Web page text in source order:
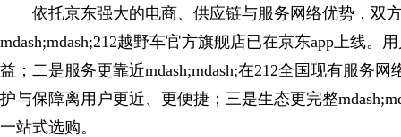
依托京东强大的电商、供应链与服务网络优势，双
mdash;mdash;212越野车官方旗舰店已在京东app上线。
益；二是服务更靠近mdash;mdash;在212全国现有服务
护与保障离用户更近、更便捷；三是生态更完整
一站式选购。